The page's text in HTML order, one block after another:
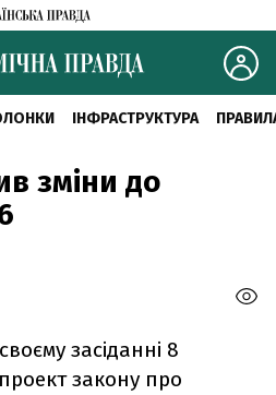
ІНФРАСТРУКТУРА
зміни до
засіданні 8
закону про